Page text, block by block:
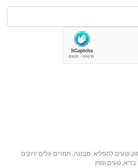
וטעים להפליא. מבננה, תמרים עלים ירוקים
טעים ומזין